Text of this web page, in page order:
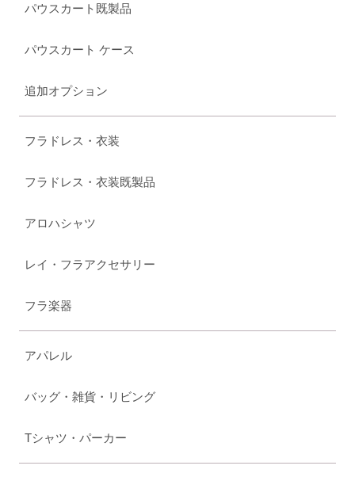
パウスカート既製品
パウスカート ケース
追加オプション
フラドレス・衣装
フラドレス・衣装既製品
アロハシャツ
レイ・フラアクセサリー
フラ楽器
アパレル
バッグ・雑貨・リビング
Tシャツ・パーカー